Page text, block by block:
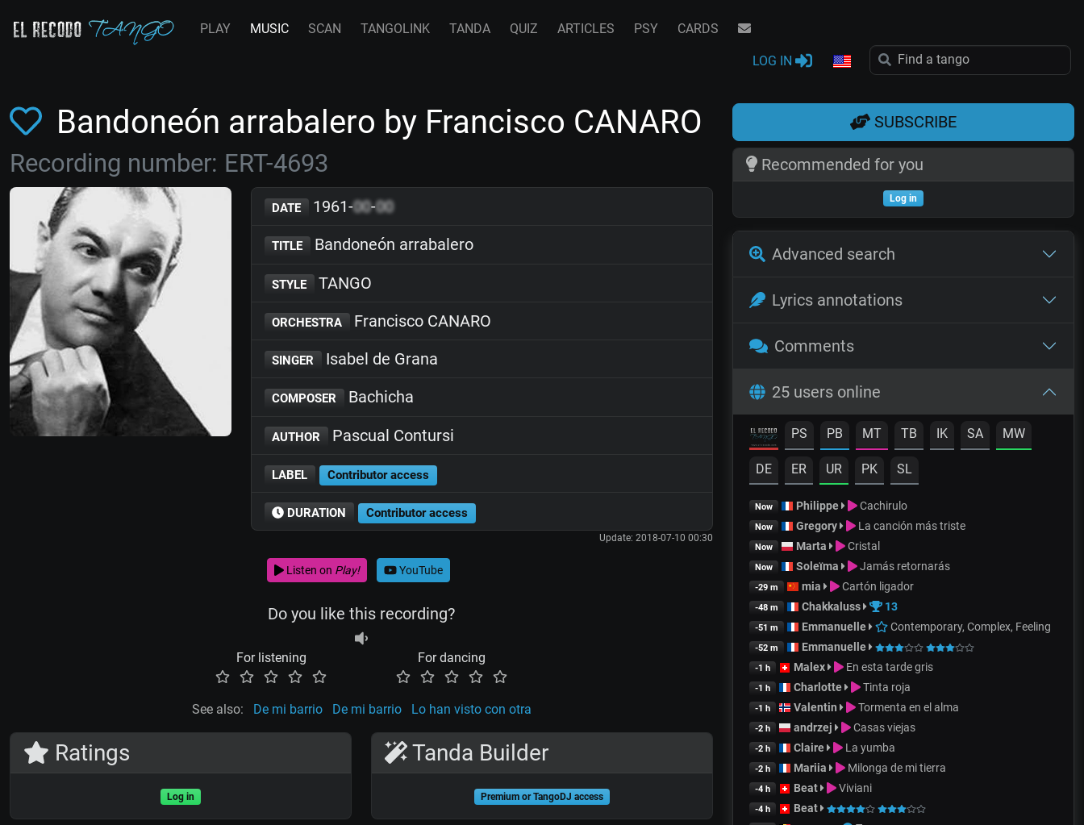
PLAY MUSIC SCAN TANGOLINK TANDA QUIZ ARTICLES PSY CARDS
LOG IN
Bandoneón arrabalero by Francisco CANARO
Recording number: ERT-4693
DATE 1961-00-00
TITLE Bandoneón arrabalero
STYLE TANGO
ORCHESTRA Francisco CANARO
SINGER Isabel de Grana
COMPOSER Bachicha
AUTHOR Pascual Contursi
LABEL Contributor access
DURATION Contributor access
Update: 2018-07-10 00:30
Listen on Play! YouTube
Do you like this recording?
For listening For dancing
See also: De mi barrio De mi barrio Lo han visto con otra
Ratings
Log in
Tanda Builder
Premium or TangoDJ access
SUBSCRIBE
Recommended for you
Log in
Advanced search
Lyrics annotations
Comments
25 users online
PS PB MT TB IK SA MW
DE ER UR PK SL
Now Philippe Cachirulo
Now Gregory La canción más triste
Now Marta Cristal
Now Soleïma Jamás retornarás
-29 m mia Cartón ligador
-48 m Chakkaluss 13
-51 m Emmanuelle Contemporary, Complex, Feeling
-52 m Emmanuelle
-1 h Malex En esta tarde gris
-1 h Charlotte Tinta roja
-1 h Valentin Tormenta en el alma
-2 h andrzej Casas viejas
-2 h Claire La yumba
-2 h Mariia Milonga de mi tierra
-4 h Beat Viviani
-4 h Beat